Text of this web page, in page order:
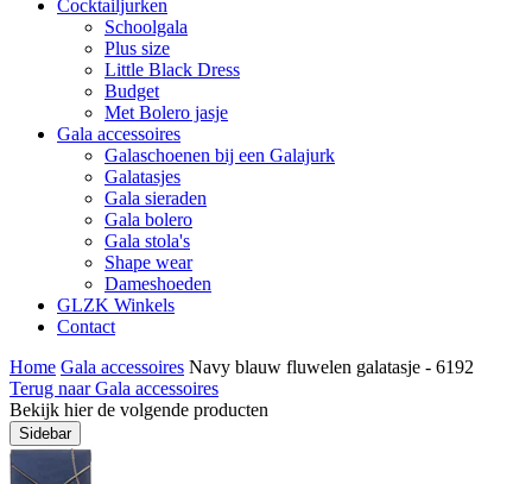
Cocktailjurken
Schoolgala
Plus size
Little Black Dress
Budget
Met Bolero jasje
Gala accessoires
Galaschoenen bij een Galajurk
Galatasjes
Gala sieraden
Gala bolero
Gala stola's
Shape wear
Dameshoeden
GLZK Winkels
Contact
Home Gala accessoires Navy blauw fluwelen galatasje - 6192
Terug naar Gala accessoires
Bekijk hier de volgende producten
Sidebar